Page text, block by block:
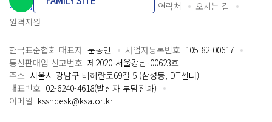
개인정보처리방침 이용약관 담당자 연락처
오시는 길
원격지원
한국표준협회 대표자 문동민 사업자등록번호 105-82-00617
통신판매업 신고번호 제2020-서울강남-00623호
주소 서울시 강남구 테헤란로69길 5 (삼성동, DT센터)
대표번호 02-6240-4618(발신자 부담전화)
이메일 kssndesk@ksa.or.kr